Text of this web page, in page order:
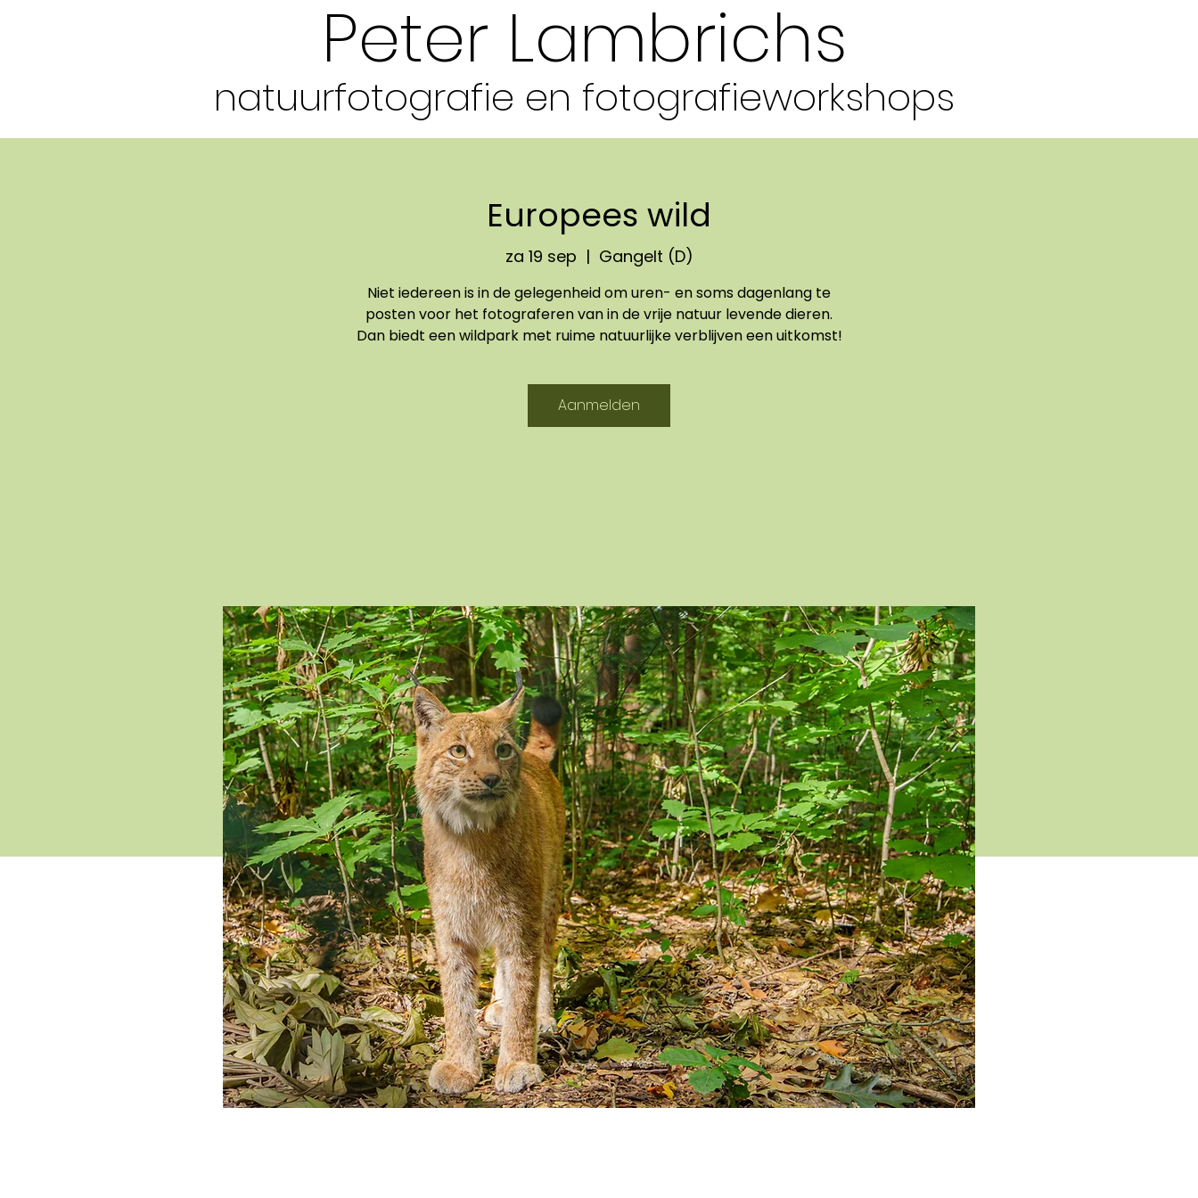
Peter Lambrichs
natuurfotografie en fotografieworkshops
Europees wild
za 19 sep
  |
Gangelt (D)
Niet iedereen is in de gelegenheid om uren- en soms dagenlang te
posten voor het fotograferen van in de vrije natuur levende dieren.
Dan biedt een wildpark met ruime natuurlijke verblijven een uitkomst!
Aanmelden